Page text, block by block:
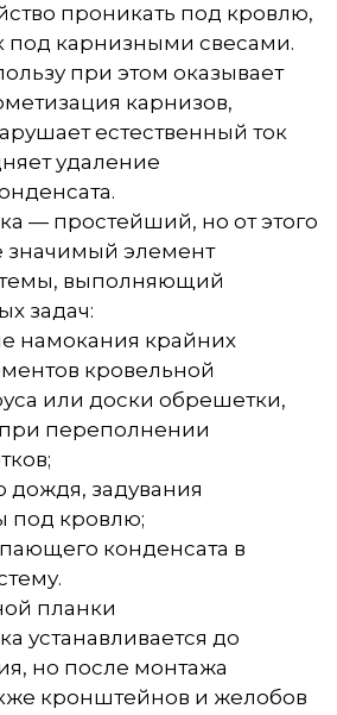
проникать под кровлю,
под карнизными свесами.
при этом оказывает
карнизов,
естественный ток
удаление
— простейший, но от этого
значимый элемент
выполняющий
задач:
намокания крайних
кровельной
или доски обрешетки,
переполнении
дождя, задувания
под кровлю;
конденсата в
планки
устанавливается до
но после монтажа
кронштейнов и желобов